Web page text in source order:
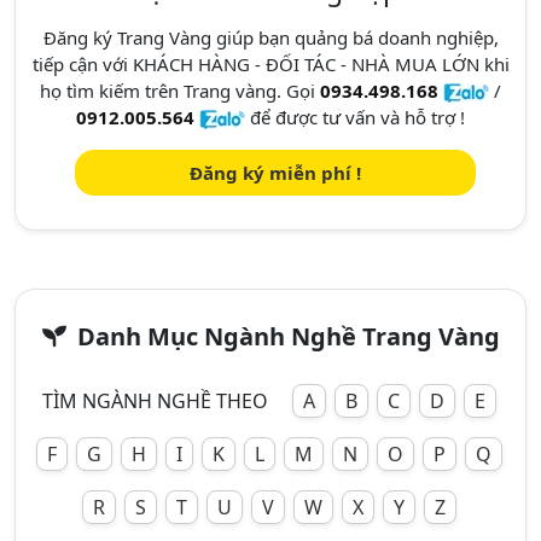
Đăng ký Trang Vàng giúp bạn quảng bá doanh nghiệp,
tiếp cận với KHÁCH HÀNG - ĐỐI TÁC - NHÀ MUA LỚN khi
họ tìm kiếm trên Trang vàng. Gọi 0934.498.168
/
0912.005.564
để được tư vấn và hỗ trợ !
Đăng ký miễn phí !
Danh Mục Ngành Nghề Trang Vàng
TÌM NGÀNH NGHỀ THEO A B C D
E
F
G H I K L M N O P
Q
R
S T U V W X Y Z